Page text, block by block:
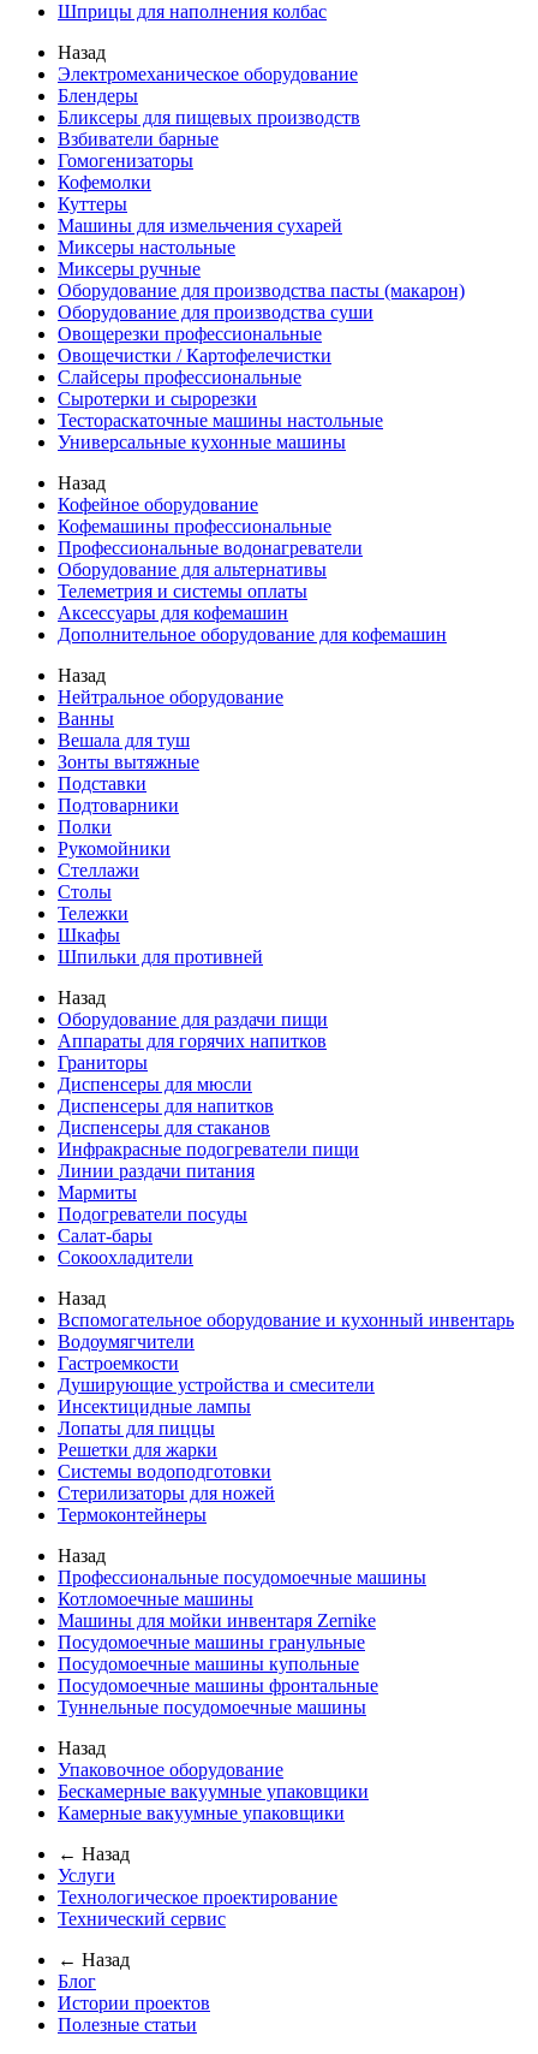
Шприцы для наполнения колбас
Назад
Электромеханическое оборудование
Блендеры
Бликсеры для пищевых производств
Взбиватели барные
Гомогенизаторы
Кофемолки
Куттеры
Машины для измельчения сухарей
Миксеры настольные
Миксеры ручные
Оборудование для производства пасты (макарон)
Оборудование для производства суши
Овощерезки профессиональные
Овощечистки / Картофелечистки
Слайсеры профессиональные
Сыротерки и сырорезки
Тестораскаточные машины настольные
Универсальные кухонные машины
Назад
Кофейное оборудование
Кофемашины профессиональные
Профессиональные водонагреватели
Оборудование для альтернативы
Телеметрия и системы оплаты
Аксессуары для кофемашин
Дополнительное оборудование для кофемашин
Назад
Нейтральное оборудование
Ванны
Вешала для туш
Зонты вытяжные
Подставки
Подтоварники
Полки
Рукомойники
Стеллажи
Столы
Тележки
Шкафы
Шпильки для противней
Назад
Оборудование для раздачи пищи
Аппараты для горячих напитков
Граниторы
Диспенсеры для мюсли
Диспенсеры для напитков
Диспенсеры для стаканов
Инфракрасные подогреватели пищи
Линии раздачи питания
Мармиты
Подогреватели посуды
Салат-бары
Сокоохладители
Назад
Вспомогательное оборудование и кухонный инвентарь
Водоумягчители
Гастроемкости
Душирующие устройства и смесители
Инсектицидные лампы
Лопаты для пиццы
Решетки для жарки
Системы водоподготовки
Стерилизаторы для ножей
Термоконтейнеры
Назад
Профессиональные посудомоечные машины
Котломоечные машины
Машины для мойки инвентаря Zernike
Посудомоечные машины гранульные
Посудомоечные машины купольные
Посудомоечные машины фронтальные
Туннельные посудомоечные машины
Назад
Упаковочное оборудование
Бескамерные вакуумные упаковщики
Камерные вакуумные упаковщики
← Назад
Услуги
Технологическое проектирование
Технический сервис
← Назад
Блог
Истории проектов
Полезные статьи